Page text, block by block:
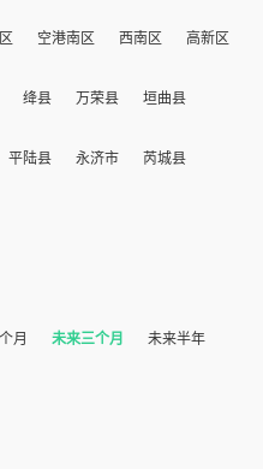
空港南区 西南区 高新区
绛县 万荣县 垣曲县
平陆县 永济市 芮城县
月 未来三个月 未来半年